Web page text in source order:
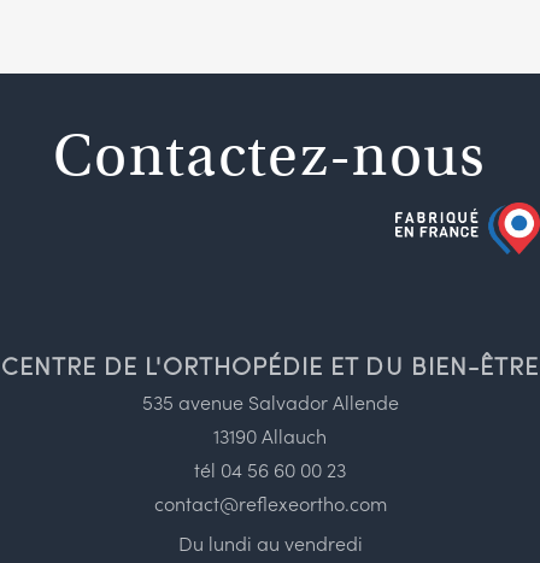
Contactez-nous
CENTRE DE L'ORTHOPÉDIE ET DU BIEN-ÊTRE
535 avenue Salvador Allende
13190 Allauch
tél 04 56 60 00 23
contact@reflexeortho.com
Du lundi au vendredi